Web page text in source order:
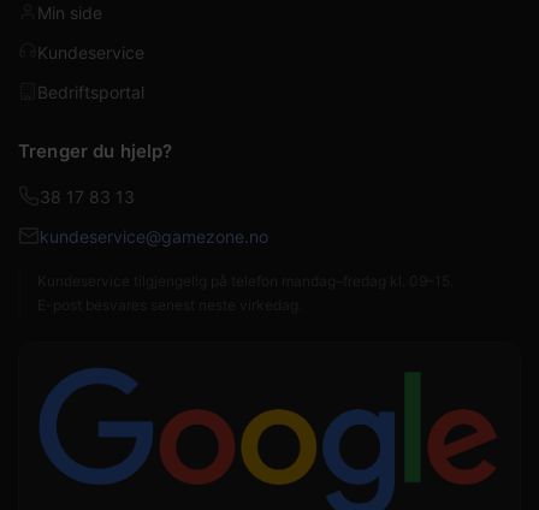
Min side
Kundeservice
Bedriftsportal
Trenger du hjelp?
38 17 83 13
kundeservice@gamezone.no